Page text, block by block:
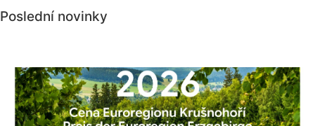
Poslední novinky